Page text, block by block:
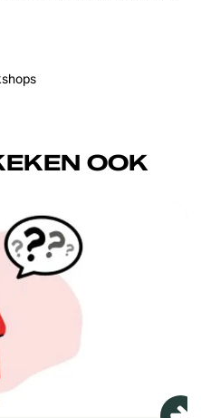
OOK